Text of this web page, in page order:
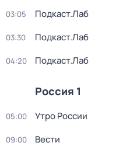
03:05 Подкаст.Лаб
03:30 Подкаст.Лаб
04:20 Подкаст.Лаб
Россия 1
05:00 Утро России
09:00 Вести